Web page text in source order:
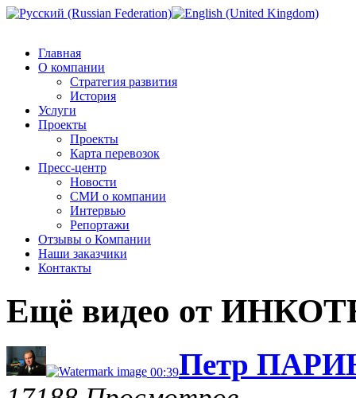
Главная
О компании
Стратегия развития
История
Услуги
Проекты
Проекты
Карта перевозок
Пресс-центр
Новости
СМИ о компании
Интервью
Репортажи
Отзывы о Компании
Наши заказчики
Контакты
Ещё видео от
00:39Петр